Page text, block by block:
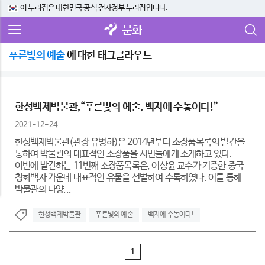
이 누리집은 대한민국 공식 전자정부 누리집입니다.
문화
푸른빛의 예술에 대한 태그클라우드
한성백제박물관,“푸른빛의 예술, 백자에 수놓이다!”
2021-12-24
한성백제박물관(관장 유병하)은 2014년부터 소장품목록의 발간을
통하여 박물관의 대표적인 소장품을 시민들에게 소개하고 있다.
이번에 발간하는 11번째 소장품목록은, 이상윤 교수가 기증한 중국
청화백자 가운데 대표적인 유물을 선별하여 수록하였다. 이를 통해
박물관의 다양...
한성백제박물관 푸른빛의 예술 백자에 수놓이다!
1